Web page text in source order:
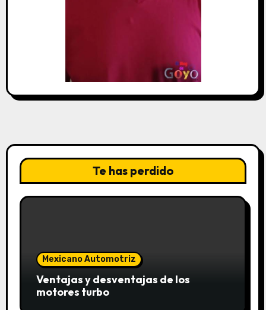
Te has perdido
Mexicano Automotriz
Ventajas y desventajas de los
motores turbo